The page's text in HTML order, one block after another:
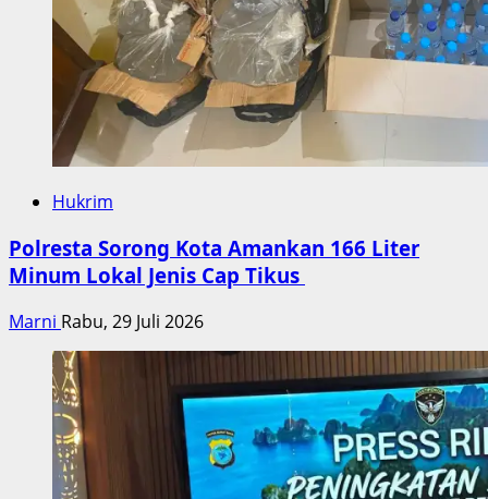
Hukrim
Polresta Sorong Kota Amankan 166 Liter
Minum Lokal Jenis Cap Tikus
Marni Rabu, 29 Juli 2026